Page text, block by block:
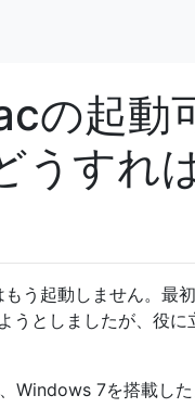
の起動
うすれ
う起動しません。最
うとしましたが、役
Windows 7を搭載し